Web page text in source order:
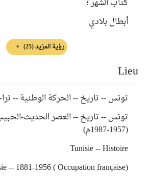
كتاب الشهر‏ ؛
أبطال بلادي
رؤية المزيد(25)
Lieu
تونس -- تاريخ -- الحركة الوطنية --
تونس -- تاريخ -- العصر الحديث-
(1957-1987م)
Tunisie -- Histoire
-- 1881-1956 ( Occupation française)